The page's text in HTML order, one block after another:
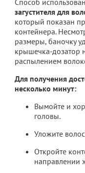
загустителя для
который показан
контейнера.
размеры, баночку
крышечка-дозатор
распылением
Для получения
несколько минут:
Вымойте и
головы.
Уложите
Откройте
направлении